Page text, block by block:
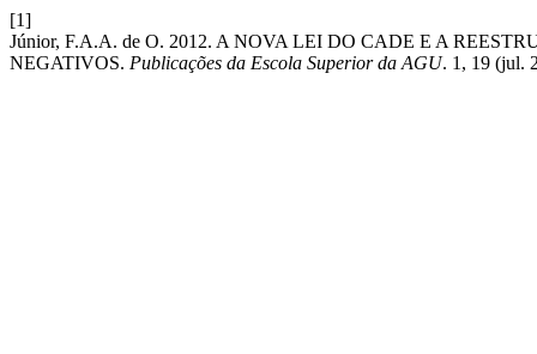
[1]
Júnior, F.A.A. de O. 2012. A NOVA LEI DO CADE E A
NEGATIVOS. Publicações da Escola Superior da AGU. 1, 19 (jul.